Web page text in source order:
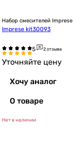
Набор смесителей Imprese
Imprese kit30093
2 отзыва
Уточняйте цену
Хочу аналог
О товаре
Нет в наличии